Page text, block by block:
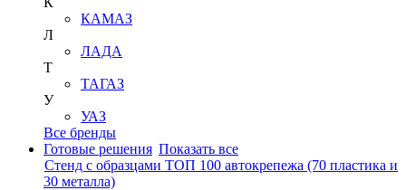
КАМАЗ
Л
ЛАДА
Т
ТАГАЗ
У
УАЗ
Все бренды
Готовые решения Показать все
Стенд с образцами ТОП 100 автокрепежа (70 пластика и
30 металла)